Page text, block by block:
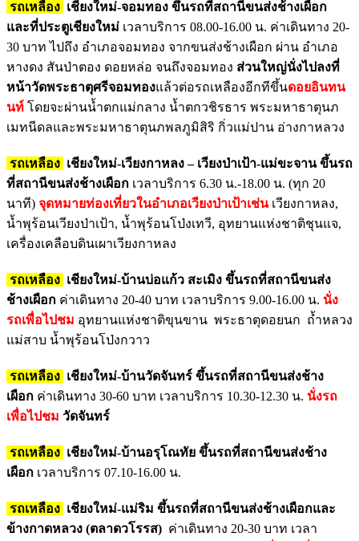
รถเหลือง เชียงใหม่-จอมทอง ขึ้นรถที่สถานีขนส่งช้างเผือก
และที่ประตูเชียงใหม่ เวลาบริการ 08.00-16.00 น. ค่าเดินทาง 20-
30 บาท ไปถึง อำเภอจอมทอง จากขนส่งช้างเผือก ผ่าน อำเภอ
หางดง สันป่าตอง ดอยหล่อ จนถึงจอมทอง ส่วนใหญ่นั่งไปลงที่
หน้าวัดพระธาตุศรีจอมทองแล้วต่อรถเหลืองอีกทีขึ้นดอยอินทน
นท์ โดยจะผ่านน้ำตกแม่กลาง น้ำตกวชิรธาร พระมหาธาตุนภ
เมทนีดลและพระมหาธาตุนภพลภูมิสิริ กิ่วแม่ปาน อ่างกาหลวง
รถเหลือง เชียงใหม่-เวียงกาหลง – เวียงป่าเป้า-แม่ขะจาน ขึ้นรถ
ที่สถานีขนส่งช้างเผือก เวลาบริการ 6.30 น.-18.00 น. (ทุก 20
นาที) จุดหมายท่องเที่ยวในอำเภอเวียงป่าเป้าเช่น เวียงกาหลง,
น้ำพุร้อนเวียงป่าเป้า, น้ำพุร้อนโป่งเทวี, อุทยานแห่งชาติชุนแจ,
เครื่องเคลือบดินเผาเวียงกาหลง
รถเหลือง เชียงใหม่-บ้านบ่อแก้ว สะเมิง ขึ้นรถที่สถานีขนส่ง
ช้างเผือก ค่าเดินทาง 20-40 บาท เวลาบริการ 9.00-16.00 น. นั่ง
รถเพื่อไปชม อุทยานแห่งชาติขุนขาน พระธาตุดอยนก ถ้ำหลวง
แม่สาบ น้ำพุร้อนโป่งกวาว
รถเหลือง เชียงใหม่-บ้านวัดจันทร์ ขึ้นรถที่สถานีขนส่งช้าง
เผือก ค่าเดินทาง 30-60 บาท เวลาบริการ 10.30-12.30 น. นั่งรถ
เพื่อไปชม วัดจันทร์
รถเหลือง เชียงใหม่-บ้านอรุโณทัย ขึ้นรถที่สถานีขนส่งช้าง
เผือก เวลาบริการ 07.10-16.00 น.
รถเหลือง เชียงใหม่-แม่ริม ขึ้นรถที่สถานีขนส่งช้างเผือกและ
ข้างกาดหลวง (ตลาดวโรรส) ค่าเดินทาง 20-30 บาท เวลา